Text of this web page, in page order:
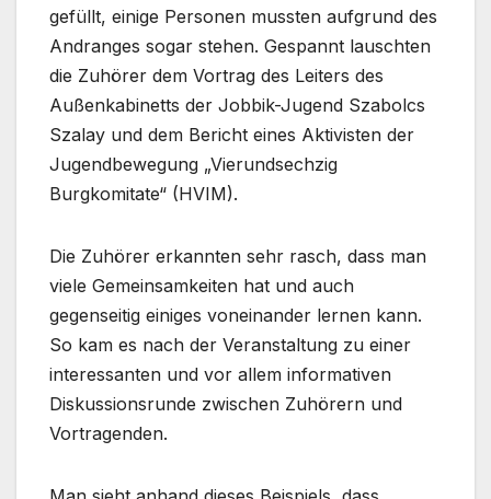
gefüllt, einige Personen mussten aufgrund des
Andranges sogar stehen. Gespannt lauschten
die Zuhörer dem Vortrag des Leiters des
Außenkabinetts der Jobbik-Jugend Szabolcs
Szalay und dem Bericht eines Aktivisten der
Jugendbewegung „Vierundsechzig
Burgkomitate“ (HVIM).
Die Zuhörer erkannten sehr rasch, dass man
viele Gemeinsamkeiten hat und auch
gegenseitig einiges voneinander lernen kann.
So kam es nach der Veranstaltung zu einer
interessanten und vor allem informativen
Diskussionsrunde zwischen Zuhörern und
Vortragenden.